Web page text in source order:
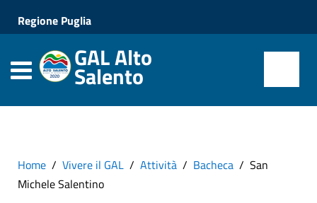
Regione Puglia
GAL Alto
Salento
Home Vivere il GAL Attività Bacheca
San
Michele Salentino